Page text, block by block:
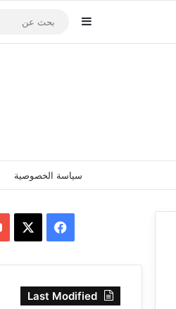
إضافة عمود جانبي
سياسة الخصوصية
فيسبوك
Last Modified